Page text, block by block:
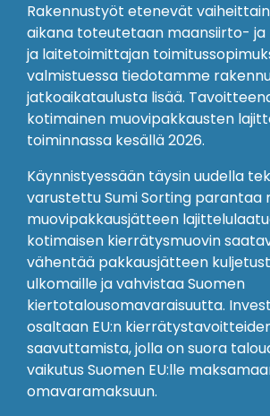
Rakennustyöt etenevät
aikana toteutetaan maansiirto-
ja laitetoimittajan
valmistuessa tiedotamme
jatkoaikataulusta lisää.
kotimainen muovipakkausten
toiminnassa kesällä 2026.
Käynnistyessään täysin uudella
varustettu Sumi Sorting
muovipakkausjätteen
kotimaisen kierrätysmuovin
vähentää pakkausjätteen
ulkomaille ja vahvistaa Suomen
kiertotalousomavaraisuutta.
osaltaan EU:n
saavuttamista, jolla on suora
vaikutus Suomen EU:lle
omavaramaksuun.